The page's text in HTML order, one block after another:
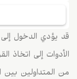
قد يؤدي الدخول
الأدوات إلى اتخاذ